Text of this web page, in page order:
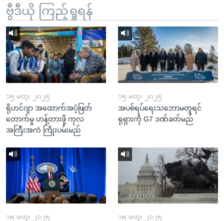
ဗွီဒီယို ကြည့်ရှုရန်
၁၅ မတ္၊ ၂၀၂၅
ရိုဟင်ဂျာ အထောက်အပံ့ဖြတ်
တောက်မှု ဟန့်တားဖို့ ကုလ
အကြီးအကဲ ကြိုးပမ်းမည်
၁၅ မတ္၊ ၂၀၂၅
အပစ်ရပ်ရေးသဘောမတူရင်
ရုရှားကို G7 ဒဏ်ခတ်မည်
၁၅ မတ္၊ ၂၀၂၅ ၁၅ မတ္၊ ၂၀၂၅